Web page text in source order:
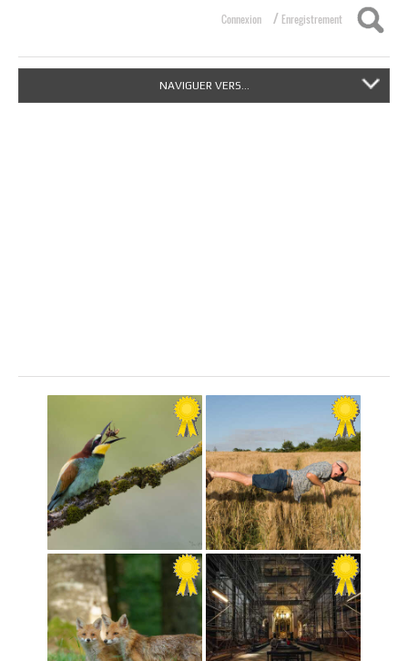
Connexion / Enregistrement
NAVIGUER VERS...